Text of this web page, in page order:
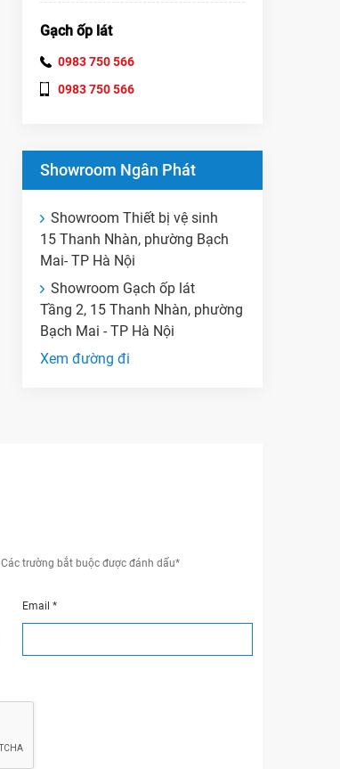
Gạch ốp lát
0983 750 566
0983 750 566
Showroom Ngân Phát
Showroom Thiết bị vệ sinh
15 Thanh Nhàn, phường Bạch
Mai- TP Hà Nội
Showroom Gạch ốp lát
Tầng 2, 15 Thanh Nhàn, phường
Bạch Mai - TP Hà Nội
Xem đường đi
Các trường bắt buộc được đánh dấu*
Email *